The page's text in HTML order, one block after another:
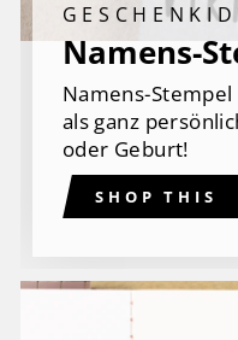
Namens-
Namens-
als ganz
oder Geburt!
SHOP THIS